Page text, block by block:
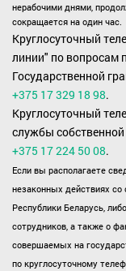
нерабочими днями,
сокращается на один час.
Круглосуточный
линии" по вопросам
Государственной
+375 17 329 18 98.
Круглосуточный
службы собственной
+375 17 224 50 08.
Если вы располагаете
незаконных действиях со
Республики Беларусь,
сотрудников, а также о
совершаемых на
по круглосуточному